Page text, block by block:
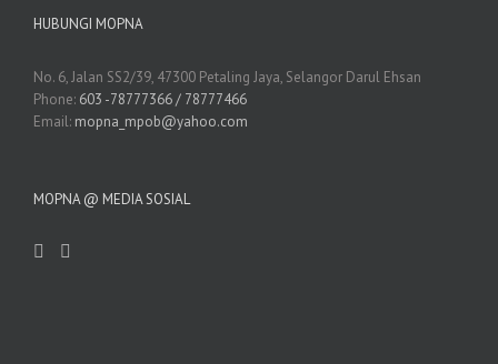
HUBUNGI MOPNA
No. 6, Jalan SS2/39, 47300 Petaling Jaya, Selangor Darul Ehsan
Phone: 603 -78777366 / 78777466
Email: mopna_mpob@yahoo.com
MOPNA @ MEDIA SOSIAL